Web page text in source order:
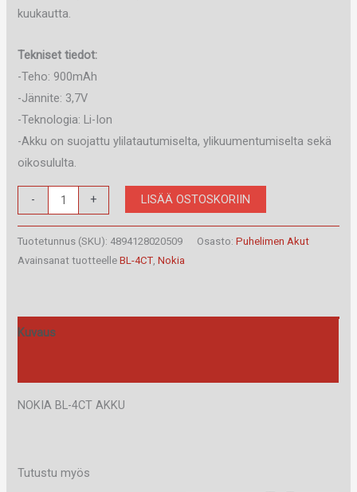
kuukautta.
Tekniset tiedot:
-Teho: 900mAh
-Jännite: 3,7V
-Teknologia: Li-Ion
-Akku on suojattu ylilatautumiselta, ylikuumentumiselta sekä
oikosululta.
-
BL-
4CT
Patona
määrä
+ LISÄÄ OSTOSKORIIN
Tuotetunnus (SKU): 4894128020509 Osasto:Puhelimen Akut
Avainsanat tuotteelleBL-4CT ,Nokia
Kuvaus
NOKIA BL-4CT AKKU
Tutustu myös